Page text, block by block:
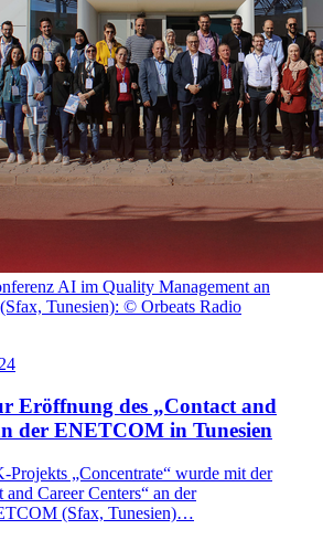
AI im Quality Management an
Tunesien): © Orbeats Radio
Eröffnung des „Contact and
der ENETCOM in Tunesien
„Concentrate“ wurde mit der
Career Centers“ an der
(Sfax, Tunesien)…